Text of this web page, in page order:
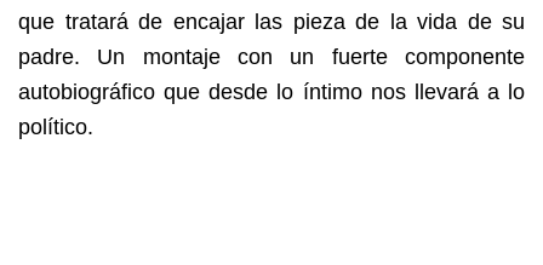
que tratará de encajar las pieza de la vida de su
padre. Un montaje con un fuerte componente
autobiográfico que desde lo íntimo nos llevará a lo
político.